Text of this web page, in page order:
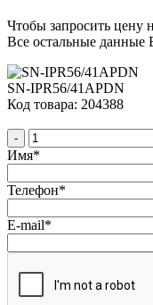
Чтобы запросить цену
Все остальные данные
SN-IPR56/41APDN
Код товара: 204388
-
Имя*
Телефон*
E-mail*